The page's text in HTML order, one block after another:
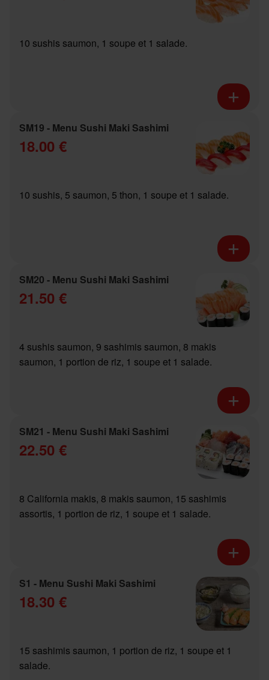
10 sushis saumon, 1 soupe et 1 salade.
SM19 - Menu Sushi Maki Sashimi
18.00 €
10 sushis, 5 saumon, 5 thon, 1 soupe et 1 salade.
SM20 - Menu Sushi Maki Sashimi
21.50 €
4 sushis saumon, 9 sashimis saumon, 8 makis
saumon, 1 portion de riz, 1 soupe et 1 salade.
SM21 - Menu Sushi Maki Sashimi
22.50 €
8 California makis, 8 makis saumon, 15 sashimis
assortis, 1 portion de riz, 1 soupe et 1 salade.
S1 - Menu Sushi Maki Sashimi
18.30 €
15 sashimis saumon, 1 portion de riz, 1 soupe et 1
salade.